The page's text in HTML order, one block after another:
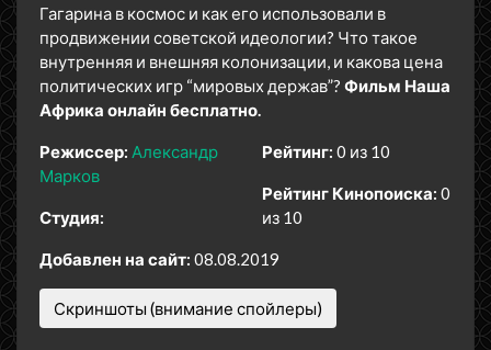
Гагарина в космос и как его использовали в
продвижении советской идеологии? Что такое
внутренняя и внешняя колонизации, и какова цена
политических игр “мировых держав”? Фильм Наша
Африка онлайн бесплатно.
Режиссер: Александр
Марков
Студия:
Рейтинг: 0 из 10
Рейтинг Кинопоиска: 0
из 10
Добавлен на сайт: 08.08.2019
Скриншоты (внимание спойлеры)